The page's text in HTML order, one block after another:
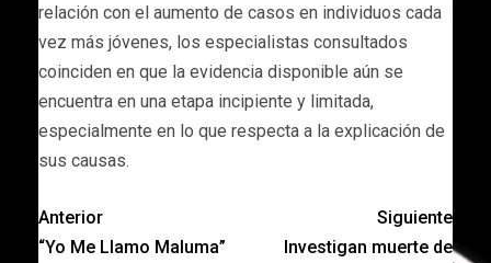
relación con el aumento de casos en individuos cada
vez más jóvenes, los especialistas consultados
coinciden en que la evidencia disponible aún se
encuentra en una etapa incipiente y limitada,
especialmente en lo que respecta a la explicación de
sus causas.
Anterior
“Yo Me Llamo Maluma”
Siguiente
Investigan muerte de